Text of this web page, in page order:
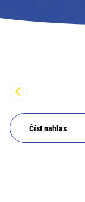
Číst nahlas